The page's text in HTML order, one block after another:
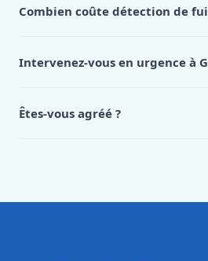
Combien coûte détection de
appelez le 0472 53 24 26.
Intervenez-vous en urgence à
Êtes-vous agréé ?